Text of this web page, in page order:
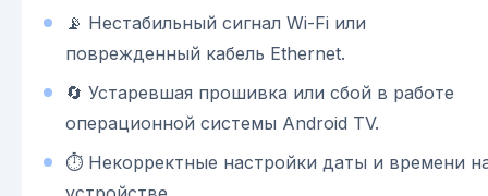
📡 Нестабильный сигнал Wi-Fi или
поврежденный кабель Ethernet.
🔄 Устаревшая прошивка или сбой в работе
операционной системы Android TV.
⏱️ Некорректные настройки даты и времени